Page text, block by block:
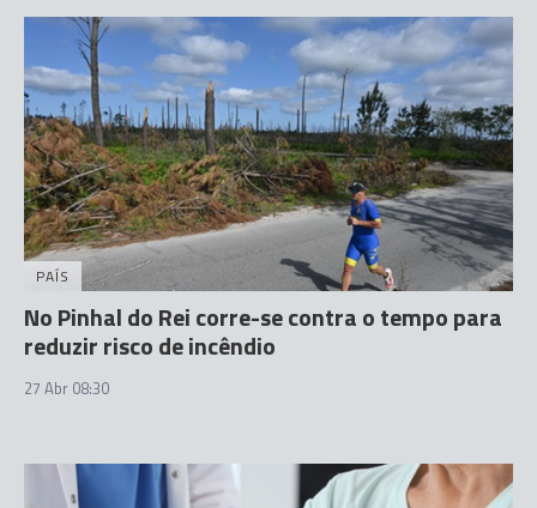
PAÍS
No Pinhal do Rei corre-se contra o tempo para
reduzir risco de incêndio
27 Abr 08:30